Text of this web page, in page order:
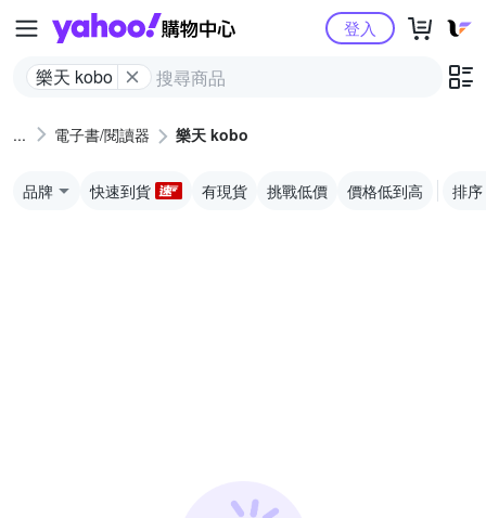
Yahoo購物中心
樂天 kobo
登入
電子書/閱讀器 樂天 kobo
品牌 快速到貨 有現貨 挑戰低價 價格低到高 排序